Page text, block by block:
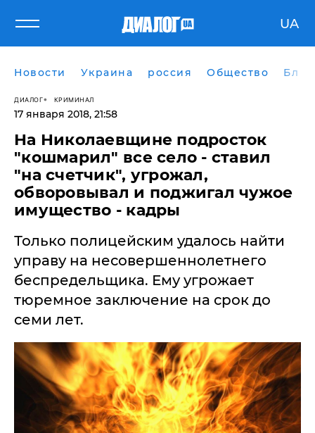
UA
Новости Украина россия Общество
ДИАЛОГ КРИМИНАЛ
17 января 2018, 21:58
На Николаевщине подросток
"кошмарил" все село - ставил
"на счетчик", угрожал,
обворовывал и поджигал чужое
имущество - кадры
Только полицейским удалось найти
управу на несовершеннолетнего
беспредельщика. Ему угрожает
тюремное заключение на срок до
семи лет.